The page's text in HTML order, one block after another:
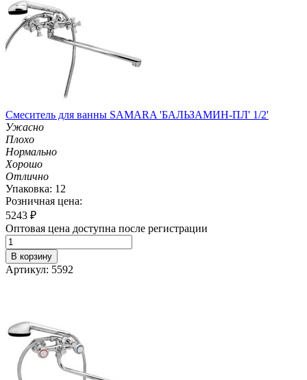
Смеситель для ванны SAMARA 'БАЛЬЗАМИН-ПЛ' 1/2'
Ужасно
Плохо
Нормально
Хорошо
Отлично
Упаковка: 12
Розничная цена:
5243 ₽
Оптовая цена доступна после регистрации
В корзину
Артикул: 5592